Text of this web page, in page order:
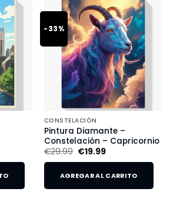
-33%
CONSTELACIÓN
Pintura Diamante –
Constelación – Capricornio
€29.99 €19.99
AGREGAR AL CARRITO